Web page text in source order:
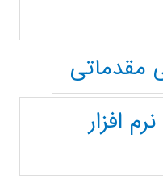
مقدماتی
افزار